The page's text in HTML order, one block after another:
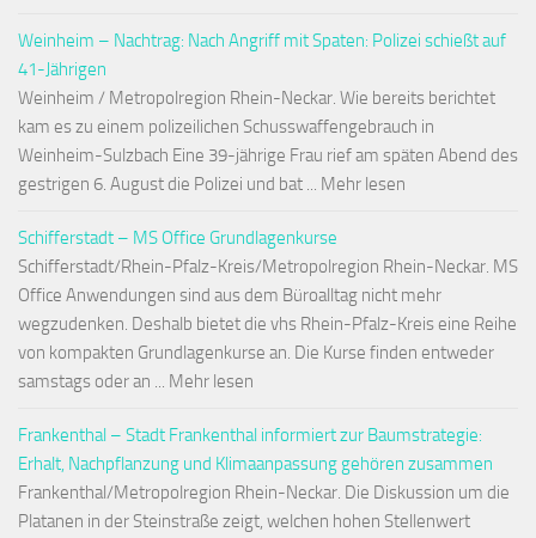
Weinheim – Nachtrag: Nach Angriff mit Spaten: Polizei schießt auf
41-Jährigen
Weinheim / Metropolregion Rhein-Neckar. Wie bereits berichtet
kam es zu einem polizeilichen Schusswaffengebrauch in
Weinheim-Sulzbach Eine 39-jährige Frau rief am späten Abend des
gestrigen 6. August die Polizei und bat ... Mehr lesen
Schifferstadt – MS Office Grundlagenkurse
Schifferstadt/Rhein-Pfalz-Kreis/Metropolregion Rhein-Neckar. MS
Office Anwendungen sind aus dem Büroalltag nicht mehr
wegzudenken. Deshalb bietet die vhs Rhein-Pfalz-Kreis eine Reihe
von kompakten Grundlagenkurse an. Die Kurse finden entweder
samstags oder an ... Mehr lesen
Frankenthal – Stadt Frankenthal informiert zur Baumstrategie:
Erhalt, Nachpflanzung und Klimaanpassung gehören zusammen
Frankenthal/Metropolregion Rhein-Neckar. Die Diskussion um die
Platanen in der Steinstraße zeigt, welchen hohen Stellenwert